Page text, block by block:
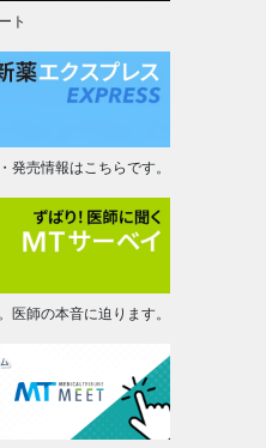
ト
発売情報はこちらです。
医師の本音に迫ります。